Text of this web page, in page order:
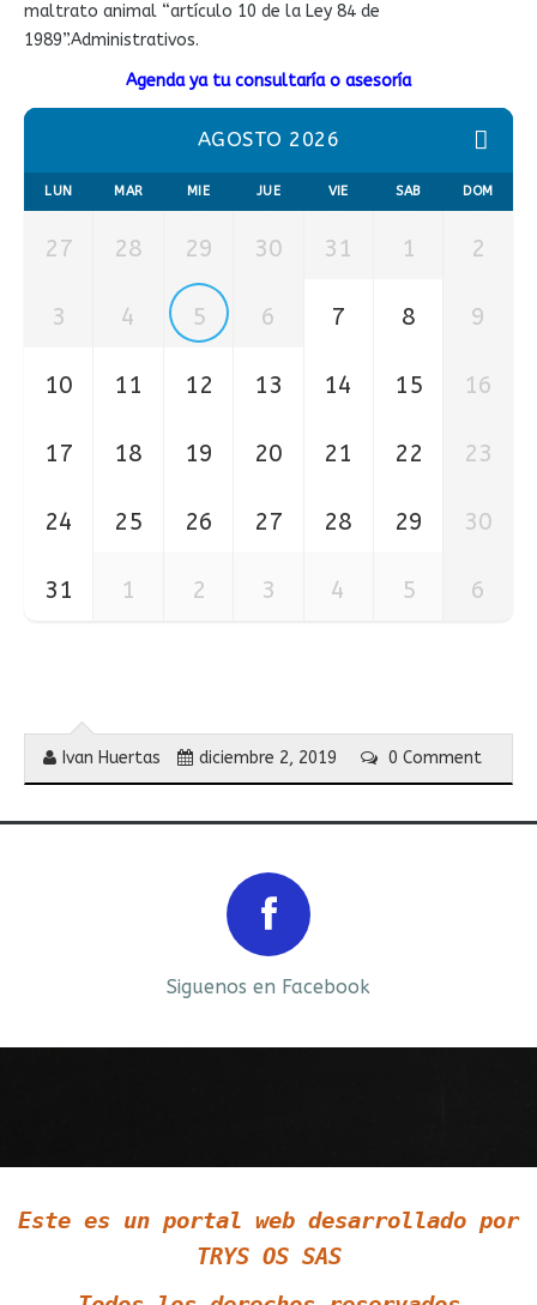
maltrato animal “artículo 10 de la Ley 84 de
1989”.Administrativos.
Agenda ya tu consultaría o asesoría
AGOSTO 2026
LUN MAR MIE JUE VIE SAB DOM
27 28 29 30 31 1 2
3 4 5 6 7 8 9
10 11 12 13 14 15 16
17 18 19 20 21 22 23
24 25 26 27 28 29 30
31 1 2 3 4 5 6
Ivan Huertas diciembre 2, 2019 0 Comment
Siguenos en Facebook
Este es un portal web desarrollado por
TRYS OS SAS